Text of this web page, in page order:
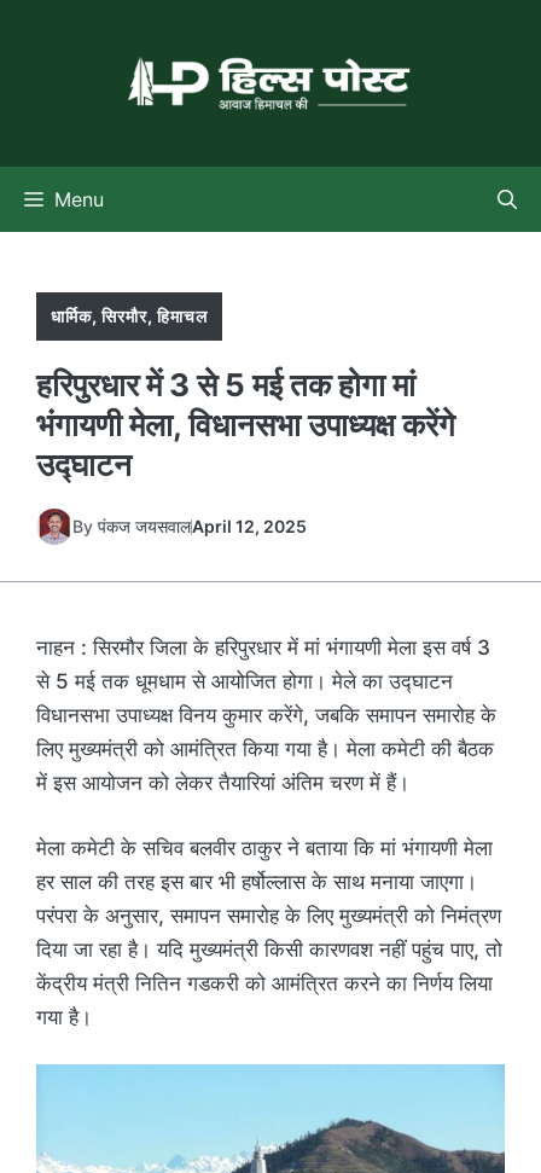
Menu
धार्मिक,सिरमौर,हिमाचल
हरिपुरधार में 3 से 5 मई तक होगा मां
भंगायणी मेला, विधानसभा उपाध्यक्ष करेंगे
उद्घाटन
By पंकज जयसवालApril 12, 2025
नाहन : सिरमौर जिला के हरिपुरधार में मां भंगायणी मेला इस वर्ष 3
से 5 मई तक धूमधाम से आयोजित होगा। मेले का उद्घाटन
विधानसभा उपाध्यक्ष विनय कुमार करेंगे, जबकि समापन समारोह के
लिए मुख्यमंत्री को आमंत्रित किया गया है। मेला कमेटी की बैठक
में इस आयोजन को लेकर तैयारियां अंतिम चरण में हैं।
मेला कमेटी के सचिव बलवीर ठाकुर ने बताया कि मां भंगायणी मेला
हर साल की तरह इस बार भी हर्षोल्लास के साथ मनाया जाएगा।
परंपरा के अनुसार, समापन समारोह के लिए मुख्यमंत्री को निमंत्रण
दिया जा रहा है। यदि मुख्यमंत्री किसी कारणवश नहीं पहुंच पाए, तो
केंद्रीय मंत्री नितिन गडकरी को आमंत्रित करने का निर्णय लिया
गया है।